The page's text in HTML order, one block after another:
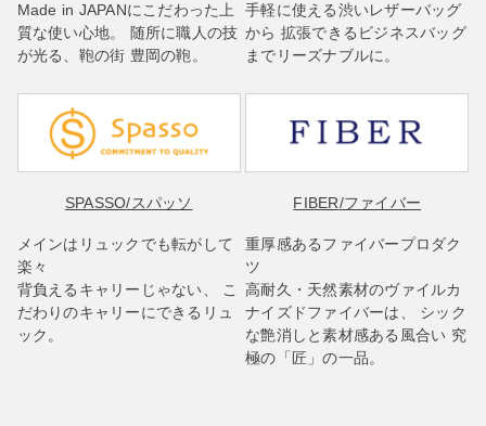
Made in JAPANにこだわった上
質な使い心地。 随所に職人の技
が光る、鞄の街 豊岡の鞄。
手軽に使える渋いレザーバッグ
から 拡張できるビジネスバッグ
までリーズナブルに。
SPASSO/スパッソ
メインはリュックでも転がして
楽々
背負えるキャリーじゃない、 こ
だわりのキャリーにできるリュ
ック。
FIBER/ファイバー
重厚感あるファイバープロダク
ツ
高耐久・天然素材のヴァイルカ
ナイズドファイバーは、 シック
な艶消しと素材感ある風合い 究
極の「匠」の一品。